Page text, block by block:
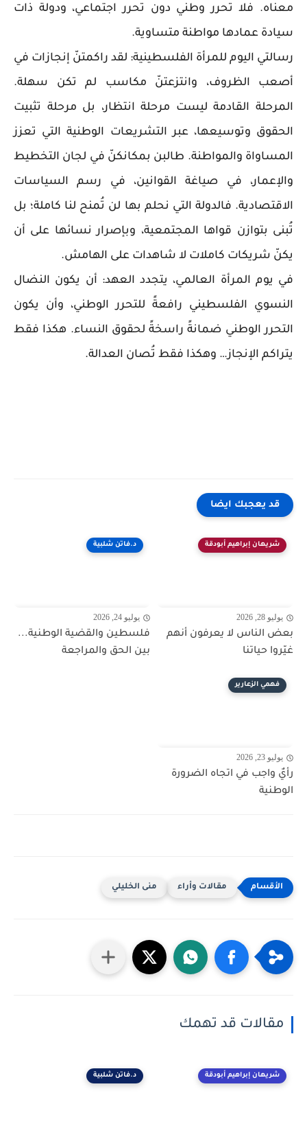
معناه. فلا تحرر وطني دون تحرر اجتماعي، ودولة ذات
سيادة عمادها مواطنة متساوية.
رسالتي اليوم للمرأة الفلسطينية: لقد راكمتنّ إنجازات في
أصعب الظروف، وانتزعتنّ مكاسب لم تكن سهلة.
المرحلة القادمة ليست مرحلة انتظار، بل مرحلة تثبيت
الحقوق وتوسيعها، عبر التشريعات الوطنية التي تعزز
المساواة والمواطنة. طالبن بمكانكنّ في لجان التخطيط
والإعمار، في صياغة القوانين، في رسم السياسات
الاقتصادية. فالدولة التي نحلم بها لن تُمنح لنا كاملة؛ بل
تُبنى بتوازن قواها المجتمعية، وبإصرار نسائها على أن
يكنّ شريكات كاملات لا شاهدات على الهامش.
في يوم المرأة العالمي، يتجدد العهد: أن يكون النضال
النسوي الفلسطيني رافعةً للتحرر الوطني، وأن يكون
التحرر الوطني ضمانةً راسخةً لحقوق النساء. هكذا فقط
يتراكم الإنجاز… وهكذا فقط تُصان العدالة.
قد يعجبك ايضا
شريهان إبراهيم أبودقة
يوليو 28, 2026
بعض الناس لا يعرفون أنهم
غيّروا حياتنا
د.فاتن شلبية
يوليو 24, 2026
فلسطين والقضية الوطنية...
بين الحق والمراجعة
فهمي الزعارير
يوليو 23, 2026
رأيٌ واجب في اتجاه الضرورة
الوطنية
مقالات وأراء منى الخليلي
مقالات قد تهمك
شريهان إبراهيم أبودقة د.فاتن شلبية